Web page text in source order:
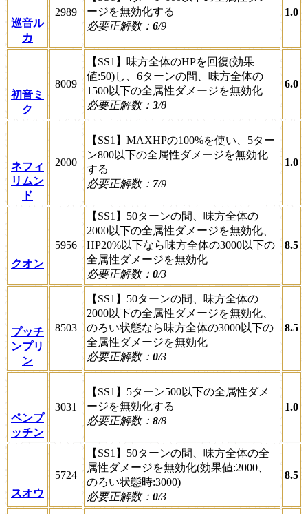
巡音ル
カ
2989
ージを無効化する
必要正解数： 6/9
1.0
初音ミ
ク
8009
【SS1】味方全体のHPを回復(効果
値:50)し、6ターンの間、味方全体の
1500以下の全属性ダメージを無効化
必要正解数： 3/8
6.0
ネフィ
リムン
ド
2000
【SS1】MAXHPの100%を使い、5ター
ン800以下の全属性ダメージを無効化
する
必要正解数： 7/9
1.0
クオン
5956
【SS1】50ターンの間、味方全体の
2000以下の全属性ダメージを無効化、
HP20%以下なら味方全体の3000以下の
全属性ダメージを無効化
必要正解数： 0/3
8.5
プッチ
ンプリ
ン
8503
【SS1】50ターンの間、味方全体の
2000以下の全属性ダメージを無効化、
のろい状態なら味方全体の3000以下の
全属性ダメージを無効化
必要正解数： 0/3
8.5
ペンプ
ッチン
3031
【SS1】5ターン500以下の全属性ダメ
ージを無効化する
必要正解数： 8/8
1.0
スオウ
5724
【SS1】50ターンの間、味方全体の全
属性ダメージを無効化(効果値:2000、
のろい状態時:3000)
必要正解数： 0/3
8.5